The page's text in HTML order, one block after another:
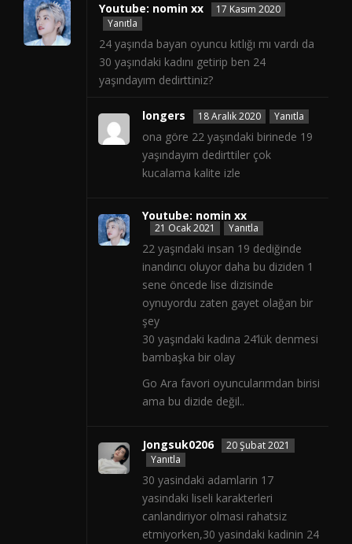
Youtube: nomin xx
17 Kasım 2020
Yanıtla
24 yaşında bayan oyuncu kıtlığı mı vardı da
30 yaşındaki kadını getirip ben 24
yaşındayım dedirttiniz?
longers 18 Aralık 2020 Yanıtla
ona göre 22 yaşındaki birinede 19
yaşındayım dedirttiler çok
kucalama kalite izle
Youtube: nomin xx
21 Ocak 2021 Yanıtla
22 yaşındaki insan 19 dediğinde
inandırıcı oluyor daha bu diziden 1
sene öncede lise dizisinde
oynuyordu zaten gayet olağan bir
şey
30 yaşındaki kadına 24’lük denmesi
bambaşka bir olay
Go Ara favori oyuncularımdan birisi
ama bu dizide değil..
Jongsuk0206
20 Şubat 2021
Yanıtla
30 yasindaki adamlarin 17
yasindaki liseli karakterleri
canlandiriyor olmasi rahatsiz
etmiyorken,30 yasindaki kadinin 24